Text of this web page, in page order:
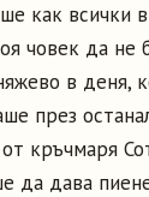
как всички
човек да не
в деня,
през
кръчмаря
да дава